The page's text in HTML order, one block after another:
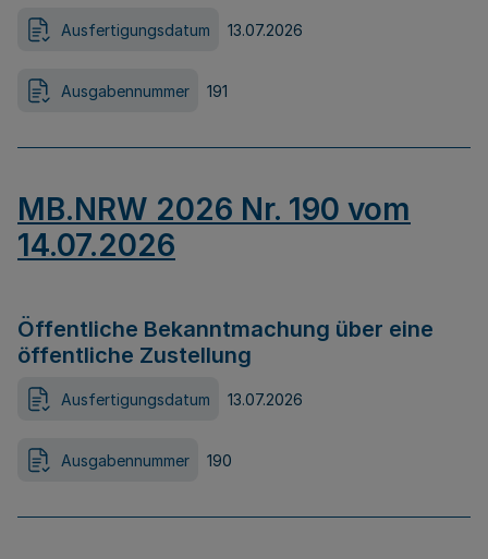
Ausfertigungsdatum 13.07.2026
Ausgabennummer 191
MB.NRW 2026 Nr. 190 vom
14.07.2026
Öffentliche Bekanntmachung über eine
öffentliche Zustellung
Ausfertigungsdatum 13.07.2026
Ausgabennummer 190